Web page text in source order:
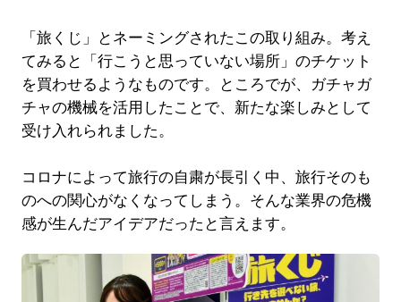
「旅くじ」とネーミングされたこの取り組み。考え
てみると「行こうと思っていない場所」のチケット
を買わせるようなものです。ところでが、ガチャガ
チャの機械を活用したことで、新たな楽しみとして
受け入れられました。
コロナによって旅行の自粛が長引く中、旅行そのも
のへの関心がなくなってしまう。そんな業界の危機
感が生んだアイデアだったと言えます。